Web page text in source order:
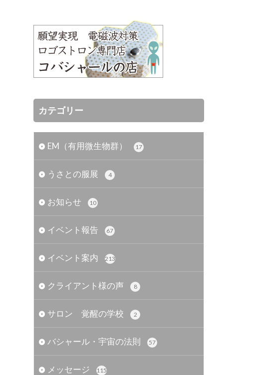
カテゴリー
EM（有用微生物群） 17
うさとの服展 4
お知らせ 10
イベント報告 67
イベント案内 213
クライアント様の声 8
サロン 覚醒の学校 2
バシャール・宇宙の法則 57
メッセージ 115